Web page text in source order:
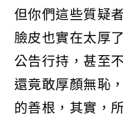
但你們這些質疑
臉皮也實在太厚
公告行持，甚至
還竟敢厚顏無恥
的善根，其實，